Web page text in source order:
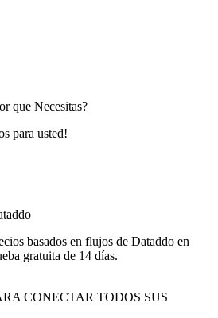
que Necesitas?
para usted!
basados en flujos de Dataddo en
gratuita de 14 días.
CONECTAR TODOS SUS